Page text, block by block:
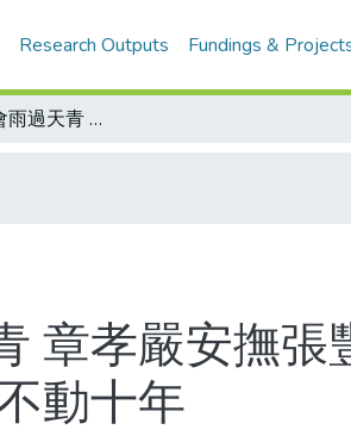
Research Outputs Fundings &
黃大洲入主奧會雨過天青 章孝嚴安撫張豐緒 李楨林推薦任委員/看盡五朝沉浮錄 張豐緒不動十年
章孝嚴安撫
動十年